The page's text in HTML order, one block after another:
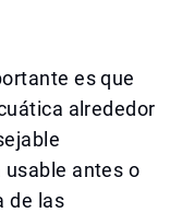
es que
alrededor
usable antes o
de las